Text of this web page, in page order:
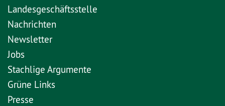
Landesgeschäftsstelle
Nachrichten
Newsletter
Jobs
Stachlige Argumente
Grüne Links
Presse